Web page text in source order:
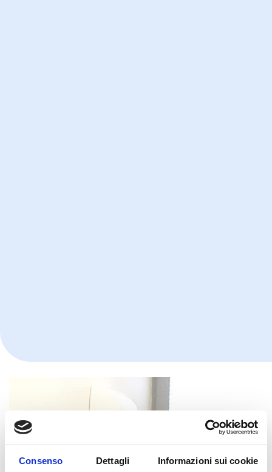
Consenso Dettagli Informazioni sui cookie